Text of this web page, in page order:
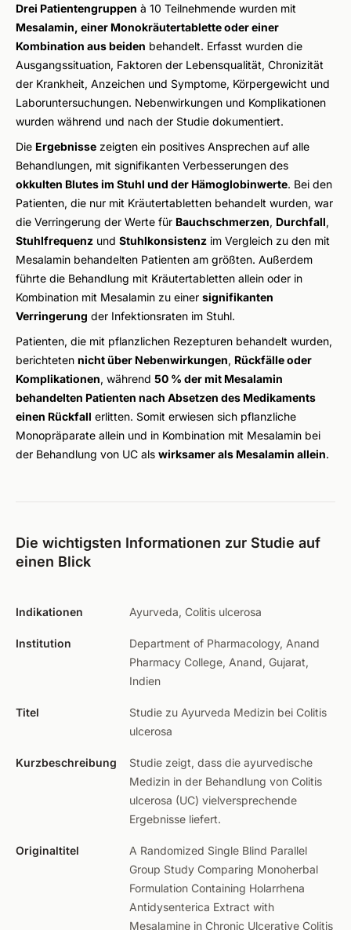
Drei Patientengruppen à 10 Teilnehmende wurden mit
Mesalamin, einer Monokräutertablette oder einer
Kombination aus beiden behandelt. Erfasst wurden die
Ausgangssituation, Faktoren der Lebensqualität, Chronizität
der Krankheit, Anzeichen und Symptome, Körpergewicht und
Laboruntersuchungen. Nebenwirkungen und Komplikationen
wurden während und nach der Studie dokumentiert.
Die Ergebnisse zeigten ein positives Ansprechen auf alle
Behandlungen, mit signifikanten Verbesserungen des
okkulten Blutes im Stuhl und der Hämoglobinwerte. Bei den
Patienten, die nur mit Kräutertabletten behandelt wurden, war
die Verringerung der Werte für Bauchschmerzen, Durchfall,
Stuhlfrequenz und Stuhlkonsistenz im Vergleich zu den mit
Mesalamin behandelten Patienten am größten. Außerdem
führte die Behandlung mit Kräutertabletten allein oder in
Kombination mit Mesalamin zu einer signifikanten
Verringerung der Infektionsraten im Stuhl.
Patienten, die mit pflanzlichen Rezepturen behandelt wurden,
berichteten nicht über Nebenwirkungen, Rückfälle oder
Komplikationen, während 50 % der mit Mesalamin
behandelten Patienten nach Absetzen des Medikaments
einen Rückfall erlitten. Somit erwiesen sich pflanzliche
Monopräparate allein und in Kombination mit Mesalamin bei
der Behandlung von UC als wirksamer als Mesalamin allein.
Die wichtigsten Informationen zur Studie auf
einen Blick
Indikationen Ayurveda, Colitis ulcerosa
Institution
Department of Pharmacology, Anand
Pharmacy College, Anand, Gujarat,
Indien
Titel
Studie zu Ayurveda Medizin bei Colitis
ulcerosa
Kurzbeschreibung
Studie zeigt, dass die ayurvedische
Medizin in der Behandlung von Colitis
ulcerosa (UC) vielversprechende
Ergebnisse liefert.
Originaltitel
A Randomized Single Blind Parallel
Group Study Comparing Monoherbal
Formulation Containing Holarrhena
Antidysenterica Extract with
Mesalamine in Chronic Ulcerative Colitis